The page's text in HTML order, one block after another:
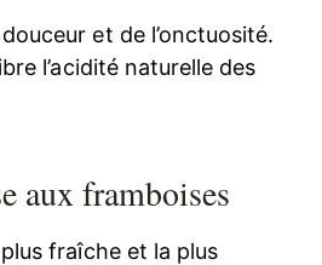
et de l’onctuosité.
l’acidité naturelle des
aux framboises
plus fraîche et la plus